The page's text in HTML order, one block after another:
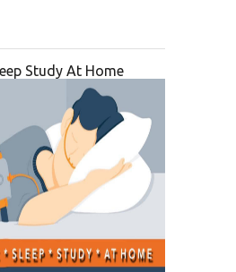
Study At Home